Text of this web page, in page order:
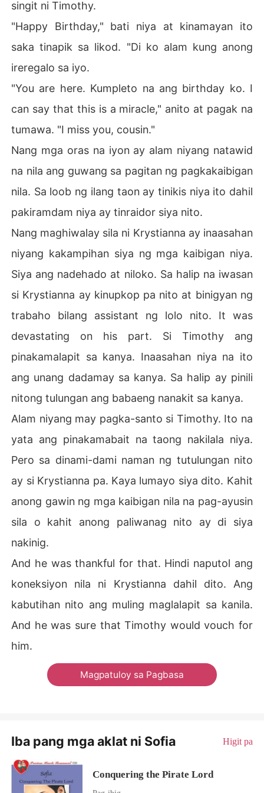
singit ni Timothy.
"Happy Birthday," bati niya at kinamayan ito
saka tinapik sa likod. "Di ko alam kung anong
ireregalo sa iyo.
"You are here. Kumpleto na ang birthday ko. I
can say that this is a miracle," anito at pagak na
tumawa. "I miss you, cousin."
Nang mga oras na iyon ay alam niyang natawid
na nila ang guwang sa pagitan ng pagkakaibigan
nila. Sa loob ng ilang taon ay tinikis niya ito dahil
pakiramdam niya ay tinraidor siya nito.
Nang maghiwalay sila ni Krystianna ay inaasahan
niyang kakampihan siya ng mga kaibigan niya.
Siya ang nadehado at niloko. Sa halip na iwasan
si Krystianna ay kinupkop pa nito at binigyan ng
trabaho bilang assistant ng lolo nito. It was
devastating on his part. Si Timothy ang
pinakamalapit sa kanya. Inaasahan niya na ito
ang unang dadamay sa kanya. Sa halip ay pinili
nitong tulungan ang babaeng nanakit sa kanya.
Alam niyang may pagka-santo si Timothy. Ito na
yata ang pinakamabait na taong nakilala niya.
Pero sa dinami-dami naman ng tutulungan nito
ay si Krystianna pa. Kaya lumayo siya dito. Kahit
anong gawin ng mga kaibigan nila na pag-ayusin
sila o kahit anong paliwanag nito ay di siya
nakinig.
And he was thankful for that. Hindi naputol ang
koneksiyon nila ni Krystianna dahil dito. Ang
kabutihan nito ang muling maglalapit sa kanila.
And he was sure that Timothy would vouch for
him.
Magpatuloy sa Pagbasa
Iba pang mga aklat ni Sofia Higit pa
Conquering the Pirate Lord